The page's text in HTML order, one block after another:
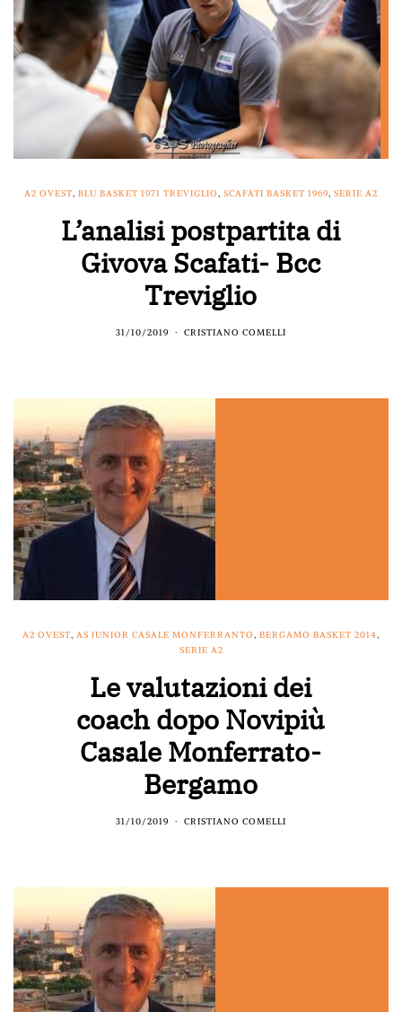
A2 OVEST, BLU BASKET 1971 TREVIGLIO, SCAFATI BASKET 1969, SERIE A2
L’analisi postpartita di
Givova Scafati- Bcc
Treviglio
31/10/2019 CRISTIANO COMELLI
A2 OVEST, AS JUNIOR CASALE MONFERRANTO, BERGAMO BASKET 2014,
SERIE A2
Le valutazioni dei
coach dopo Novipiù
Casale Monferrato-
Bergamo
31/10/2019 CRISTIANO COMELLI